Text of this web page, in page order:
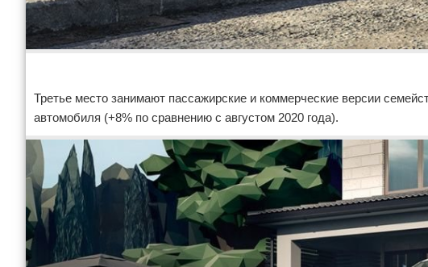
Третье место занимают пассажирские и коммерческие версии
автомобиля (+8% по сравнению с августом 2020 года).